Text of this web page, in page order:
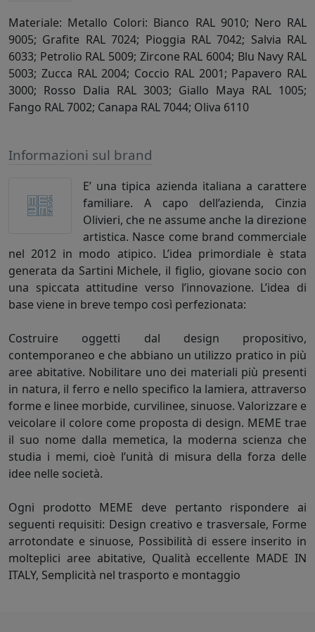
Materiale: Metallo Colori: Bianco RAL 9010; Nero RAL
9005; Grafite RAL 7024; Pioggia RAL 7042; Salvia RAL
6033; Petrolio RAL 5009; Zircone RAL 6004; Blu Navy RAL
5003; Zucca RAL 2004; Coccio RAL 2001; Papavero RAL
3000; Rosso Dalia RAL 3003; Giallo Maya RAL 1005;
Fango RAL 7002; Canapa RAL 7044; Oliva 6110
Informazioni sul brand
E’ una tipica azienda italiana a carattere
familiare. A capo dell’azienda, Cinzia
Olivieri, che ne assume anche la direzione
artistica. Nasce come brand commerciale
nel 2012 in modo atipico. L’idea primordiale è stata
generata da Sartini Michele, il figlio, giovane socio con
una spiccata attitudine verso l’innovazione. L’idea di
base viene in breve tempo così perfezionata:
Costruire oggetti dal design propositivo,
contemporaneo e che abbiano un utilizzo pratico in più
aree abitative. Nobilitare uno dei materiali più presenti
in natura, il ferro e nello specifico la lamiera, attraverso
forme e linee morbide, curvilinee, sinuose. Valorizzare e
veicolare il colore come proposta di design. MEME trae
il suo nome dalla memetica, la moderna scienza che
studia i memi, cioè l’unità di misura della forza delle
idee nelle società.
Ogni prodotto MEME deve pertanto rispondere ai
seguenti requisiti: Design creativo e trasversale, Forme
arrotondate e sinuose, Possibilità di essere inserito in
molteplici aree abitative, Qualità eccellente MADE IN
ITALY, Semplicità nel trasporto e montaggio